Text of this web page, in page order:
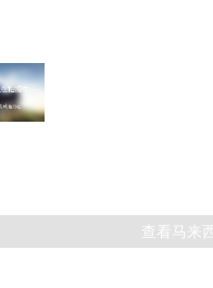
查看马来